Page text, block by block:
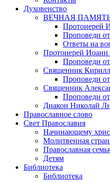
Духовенство
ВЕЧНАЯ
Протоиерей
Проповеди
Ответы на
Протоиерей
Проповеди
Священник
Проповеди
Священник
Проповеди
Диакон Николай
Православное слово
Свет Православия
Начинающему
Молитвенная
Православная
Детям
Библиотека
Библиотека